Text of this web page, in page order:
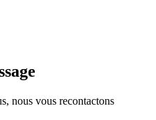
nous vous recontactons